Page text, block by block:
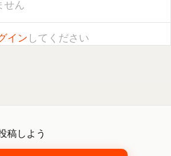
稿しよう